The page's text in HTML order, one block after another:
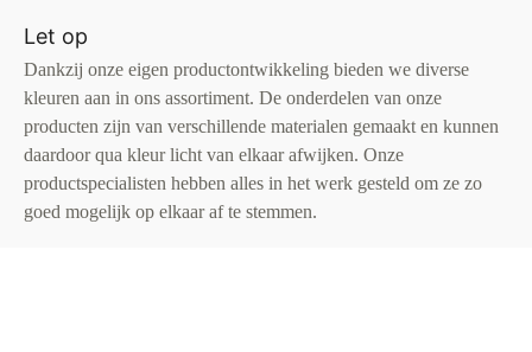
Let op
Dankzij onze eigen productontwikkeling bieden we diverse
kleuren aan in ons assortiment. De onderdelen van onze
producten zijn van verschillende materialen gemaakt en kunnen
daardoor qua kleur licht van elkaar afwijken. Onze
productspecialisten hebben alles in het werk gesteld om ze zo
goed mogelijk op elkaar af te stemmen.